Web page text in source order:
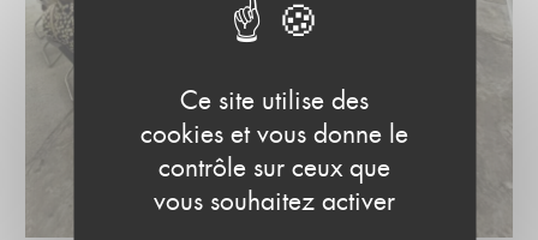
Ce site utilise des
cookies et vous donne le
contrôle sur ceux que
vous souhaitez activer